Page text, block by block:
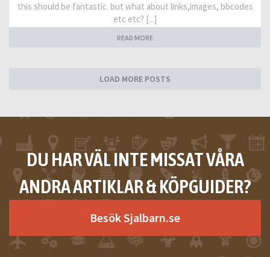
this should be fantastic. but what about links,images, bbcodes
etc etc? [...]
READ MORE
LOAD MORE POSTS
DU HAR VÄL INTE MISSAT VÅRA
ANDRA ARTIKLAR & KÖPGUIDER?
Besök Sjalbarn.se